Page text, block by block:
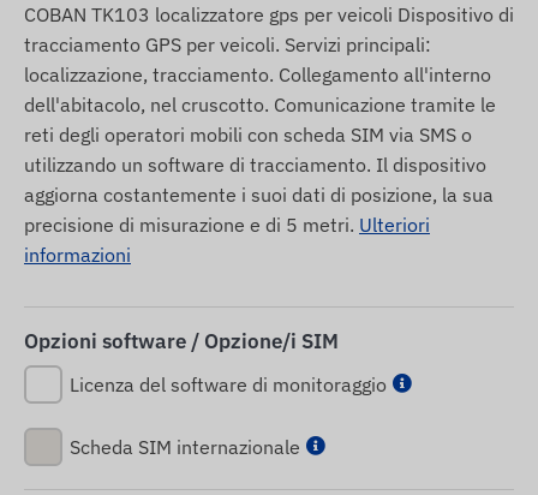
COBAN TK103 localizzatore gps per veicoli Dispositivo di
tracciamento GPS per veicoli. Servizi principali:
localizzazione, tracciamento. Collegamento all'interno
dell'abitacolo, nel cruscotto. Comunicazione tramite le
reti degli operatori mobili con scheda SIM via SMS o
utilizzando un software di tracciamento. Il dispositivo
aggiorna costantemente i suoi dati di posizione, la sua
precisione di misurazione e di 5 metri. Ulteriori
informazioni
Opzioni software / Opzione/i SIM
Licenza del software di monitoraggio
Scheda SIM internazionale